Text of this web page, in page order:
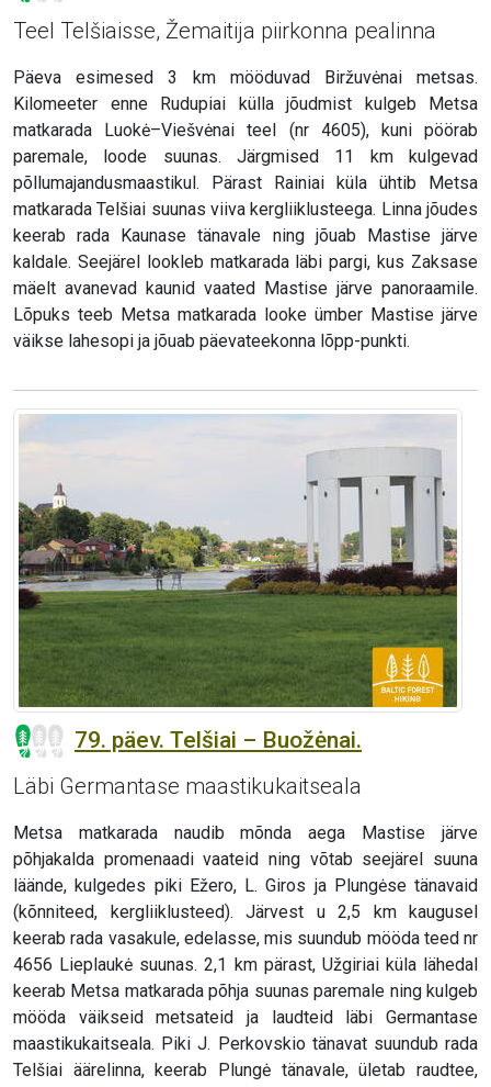
Teel Telšiaisse, Žemaitija piirkonna pealinna
Päeva esimesed 3 km mööduvad Biržuvėnai metsas.
Kilomeeter enne Rudupiai külla jõudmist kulgeb Metsa
matkarada Luokė–Viešvėnai teel (nr 4605), kuni pöörab
paremale, loode suunas. Järgmised 11 km kulgevad
põllumajandusmaastikul. Pärast Rainiai küla ühtib Metsa
matkarada Telšiai suunas viiva kergliiklusteega. Linna jõudes
keerab rada Kaunase tänavale ning jõuab Mastise järve
kaldale. Seejärel lookleb matkarada läbi pargi, kus Zaksase
mäelt avanevad kaunid vaated Mastise järve panoraamile.
Lõpuks teeb Metsa matkarada looke ümber Mastise järve
väikse lahesopi ja jõuab päevateekonna lõpp-punkti.
79. päev. Telšiai – Buožėnai.
Läbi Germantase maastikukaitseala
Metsa matkarada naudib mõnda aega Mastise järve
põhjakalda promenaadi vaateid ning võtab seejärel suuna
läände, kulgedes piki Ežero, L. Giros ja Plungėse tänavaid
(kõnniteed, kergliiklusteed). Järvest u 2,5 km kaugusel
keerab rada vasakule, edelasse, mis suundub mööda teed nr
4656 Lieplaukė suunas. 2,1 km pärast, Užgiriai küla lähedal
keerab Metsa matkarada põhja suunas paremale ning kulgeb
mööda väikseid metsateid ja laudteid läbi Germantase
maastikukaitseala. Piki J. Perkovskio tänavat suundub rada
Telšiai äärelinna, keerab Plungė tänavale, ületab raudtee,